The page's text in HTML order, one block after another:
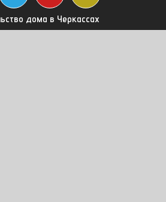
дома в Черкассах